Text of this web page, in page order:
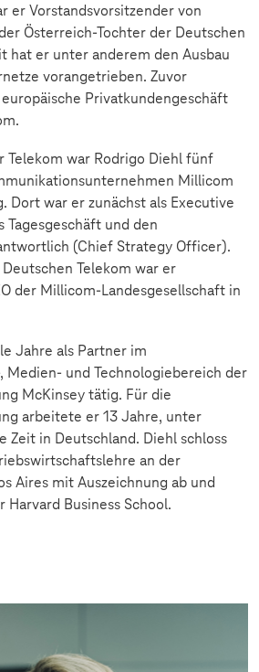
er Vorstandsvorsitzender von
Österreich-Tochter der Deutschen
hat er unter anderem den Ausbau
vorangetrieben. Zuvor
Privatkundengeschäft
Telekom war Rodrigo Diehl fünf
Millicom
Dort war er zunächst als Executive
und den
(Chief Strategy Officer).
Telekom war er
der Millicom-Landesgesellschaft in
Jahre als Partner im
Medien- und Technologiebereich der
McKinsey tätig. Für die
arbeitete er 13 Jahre, unter
Zeit in Deutschland. Diehl schloss
an der
Aires mit Auszeichnung ab und
Business School.